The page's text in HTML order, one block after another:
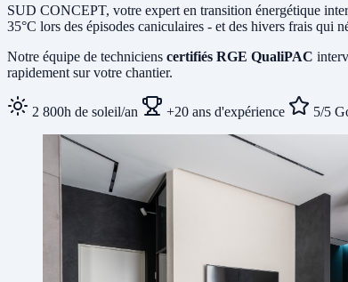
SUD CONCEPT, votre expert en transition énergétique
35°C lors des épisodes caniculaires - et des hivers frais qui
Notre équipe de techniciens certifiés RGE QualiPAC
rapidement sur votre chantier.
2 800h de soleil/an +20 ans d'expérience 5/5